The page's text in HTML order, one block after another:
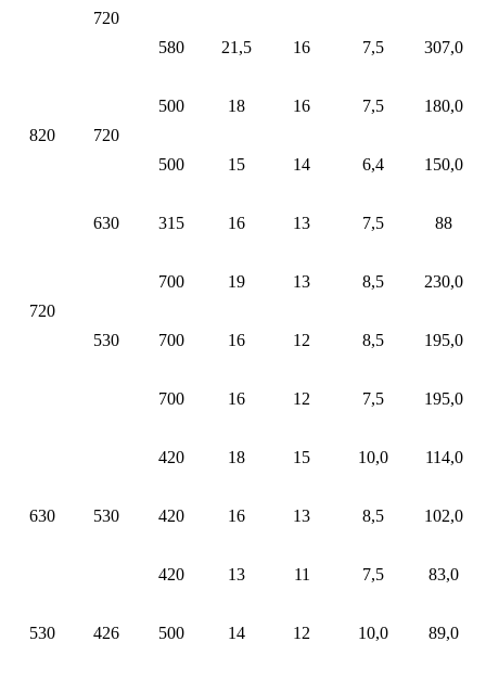
720
580 21,5 16 7,5 307,0
820 720
500 18 16 7,5 180,0
500 15 14 6,4 150,0
720
630 315 16 13 7,5 88
530
700 19 13 8,5 230,0
700 16 12 8,5 195,0
700 16 12 7,5 195,0
630 530
420 18 15 10,0 114,0
420 16 13 8,5 102,0
420 13 11 7,5 83,0
530 426 500 14 12 10,0 89,0